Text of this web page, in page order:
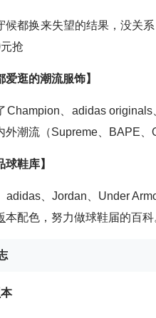
候都换来失望的结果，没关
抢
爱逛的潮流服饰】
Champion、adidas originals
外潮流（Supreme、BAPE、
球鞋库】
adidas、Jordan、Under
本配色，努力做球鞋届的百
本